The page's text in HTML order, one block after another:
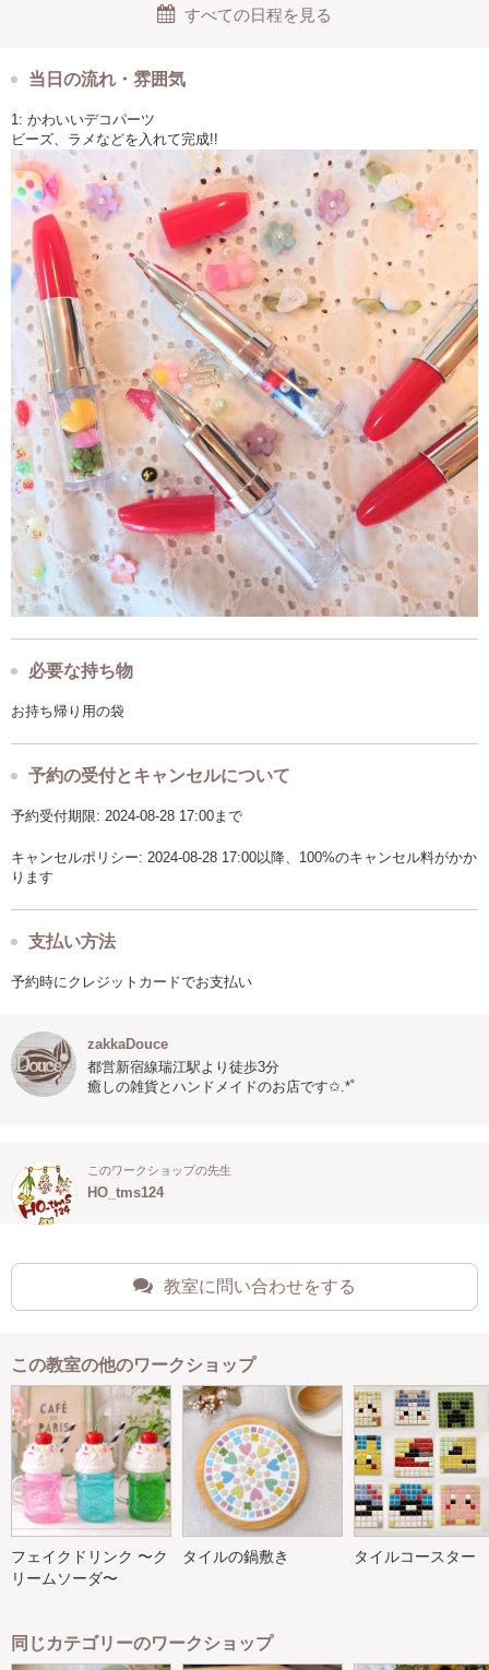
すべての日程を見る
当日の流れ・雰囲気
1: かわいいデコパーツ
ビーズ、ラメなどを入れて完成!!
必要な持ち物
お持ち帰り用の袋
予約の受付とキャンセルについて
予約受付期限: 2024-08-28 17:00まで
キャンセルポリシー: 2024-08-28 17:00以降、100%のキャンセル料がかか
ります
支払い方法
予約時にクレジットカードでお支払い
zakkaDouce
都営新宿線瑞江駅より徒歩3分
癒しの雑貨とハンドメイドのお店です✩.*˚
このワークショップの先生
HO_tms124
教室に問い合わせをする
この教室の他のワークショップ
フェイクドリンク 〜ク
リームソーダ〜
タイルの鍋敷き タイルコースター
同じカテゴリーのワークショップ